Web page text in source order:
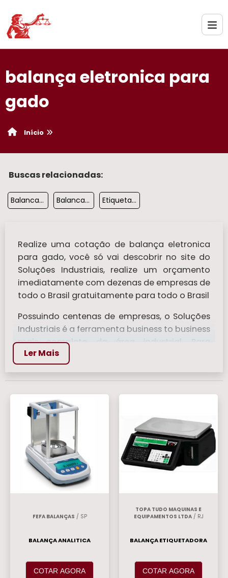
balança eletronica para
gado​
Início
Buscas relacionadas:
Balanca Digital Industrial Balanca Eletronica Para Bovinos Etiqueta Para Balanca Toledo Prix 4
Realize uma cotação de balança eletronica
para gado​, você só vai descobrir no site do
Soluções Industriais, realize um orçamento
imediatamente com dezenas de empresas de
todo o Brasil gratuitamente para todo o Brasil
Possuindo centenas de empresas, o Soluções
Industriais é a ferramenta business to business
mais completo da área industrial. Para
realizar um orçamento de balança eletronica
para gado​, clique em um ou mais dos
anuciantes a seguir:
Veja mais:
Balanca de Mala
Comida
Balanca Digital 150 kg
Balanca
Analógicas
Ler Mais
FEFA BALANÇAS / SP
BALANÇA ANALITICA
COTAR AGORA
TOPA TUDO MAQUINAS E
EQUIPAMENTOS LTDA/ RJ
BALANÇA ETIQUETADORA
COTAR AGORA